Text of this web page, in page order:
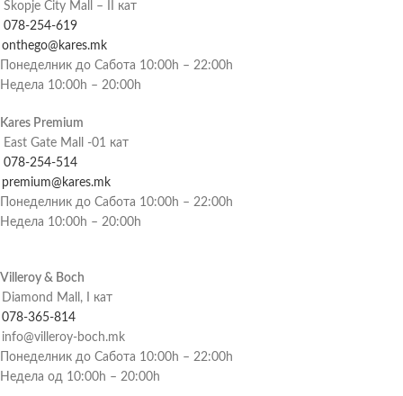
Skopje City Mall – II кат
078-254-619
onthego@kares.mk
Понеделник до Сабота 10:00h – 22:00h
Недела 10:00h – 20:00h
Kares Premium
East Gate Mall -01 кат
078-254-514
premium@kares.mk
Понеделник до Сабота 10:00h – 22:00h
Недела 10:00h – 20:00h
Villeroy & Boch
Diamond Mall, I кат
078-365-814
info@villeroy-boch.mk
Понеделник до Сабота 10:00h – 22:00h
Недела од 10:00h – 20:00h